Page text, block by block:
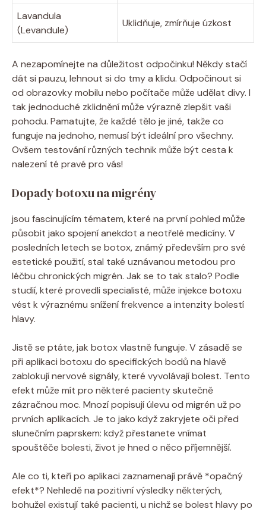
Lavandula
(Levandule)
Uklidňuje, zmírňuje úzkost
A nezapomínejte na důležitost odpočinku! Někdy stačí
dát si pauzu, lehnout si do tmy a klidu. Odpočinout si
od obrazovky mobilu nebo počítače může udělat divy. I
tak jednoduché zklidnění může výrazně zlepšit vaši
pohodu. Pamatujte, že každé tělo je jiné, takže co
funguje na jednoho, nemusí být ideální pro všechny.
Ovšem testování různých technik může být cesta k
nalezení té pravé pro vás!
Dopady botoxu na migrény
jsou fascinujícím tématem, které na první pohled může
působit jako spojení anekdot a neotřelé medicíny. V
posledních letech se botox, známý především pro své
estetické použití, stal také uznávanou metodou pro
léčbu chronických migrén. Jak se to tak stalo? Podle
studií, které provedli specialisté, může injekce botoxu
vést k výraznému snížení frekvence a intenzity bolestí
hlavy.
Jistě se ptáte, jak botox vlastně funguje. V zásadě se
při aplikaci botoxu do specifických bodů na hlavě
zablokují nervové signály, které vyvolávají bolest. Tento
efekt může mít pro některé pacienty skutečně
zázračnou moc. Mnozí popisují úlevu od migrén už po
prvních aplikacích. Je to jako když zakryjete oči před
slunečním paprskem: když přestanete vnímat
spouštěče bolesti, život je hned o něco příjemnější.
Ale co ti, kteří po aplikaci zaznamenají právě *opačný
efekt*? Nehledě na pozitivní výsledky některých,
bohužel existují také pacienti, u nichž se bolest hlavy po